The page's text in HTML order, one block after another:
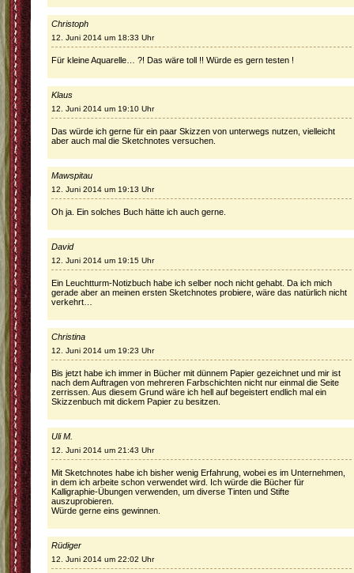
Christoph
12. Juni 2014 um 18:33 Uhr
Für kleine Aquarelle… ?! Das wäre toll !! Würde es gern testen !
Klaus
12. Juni 2014 um 19:10 Uhr
Das würde ich gerne für ein paar Skizzen von unterwegs nutzen, vielleicht
aber auch mal die Sketchnotes versuchen.
Mawspitau
12. Juni 2014 um 19:13 Uhr
Oh ja. Ein solches Buch hätte ich auch gerne.
David
12. Juni 2014 um 19:15 Uhr
Ein Leuchtturm-Notizbuch habe ich selber noch nicht gehabt. Da ich mich
gerade aber an meinen ersten Sketchnotes probiere, wäre das natürlich nicht
verkehrt…
Christina
12. Juni 2014 um 19:23 Uhr
Bis jetzt habe ich immer in Bücher mit dünnem Papier gezeichnet und mir ist
nach dem Auftragen von mehreren Farbschichten nicht nur einmal die Seite
zerrissen. Aus diesem Grund wäre ich hell auf begeistert endlich mal ein
Skizzenbuch mit dickem Papier zu besitzen.
Uli M.
12. Juni 2014 um 21:43 Uhr
Mit Sketchnotes habe ich bisher wenig Erfahrung, wobei es im Unternehmen,
in dem ich arbeite schon verwendet wird. Ich würde die Bücher für
Kalligraphie-Übungen verwenden, um diverse Tinten und Stifte
auszuprobieren.
Würde gerne eins gewinnen.
Rüdiger
12. Juni 2014 um 22:02 Uhr